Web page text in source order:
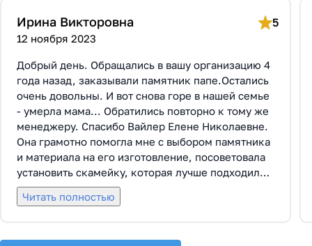
Ирина Викторовна 5
12 ноября 2023
Добрый день. Обращались в вашу организацию 4
года назад, заказывали памятник папе.Остались
очень довольны. И вот снова горе в нашей семье
- умерла мама... Обратились повторно к тому же
менеджеру. Спасибо Вайлер Елене Николаевне.
Она грамотно помогла мне с выбором памятника
и материала на его изготовление, посоветовала
установить скамейку, которая лучше подходила
по общему дизайну. Вышли на улицу, посмотрели
представленные варианты, я определилась с
Читать полностью